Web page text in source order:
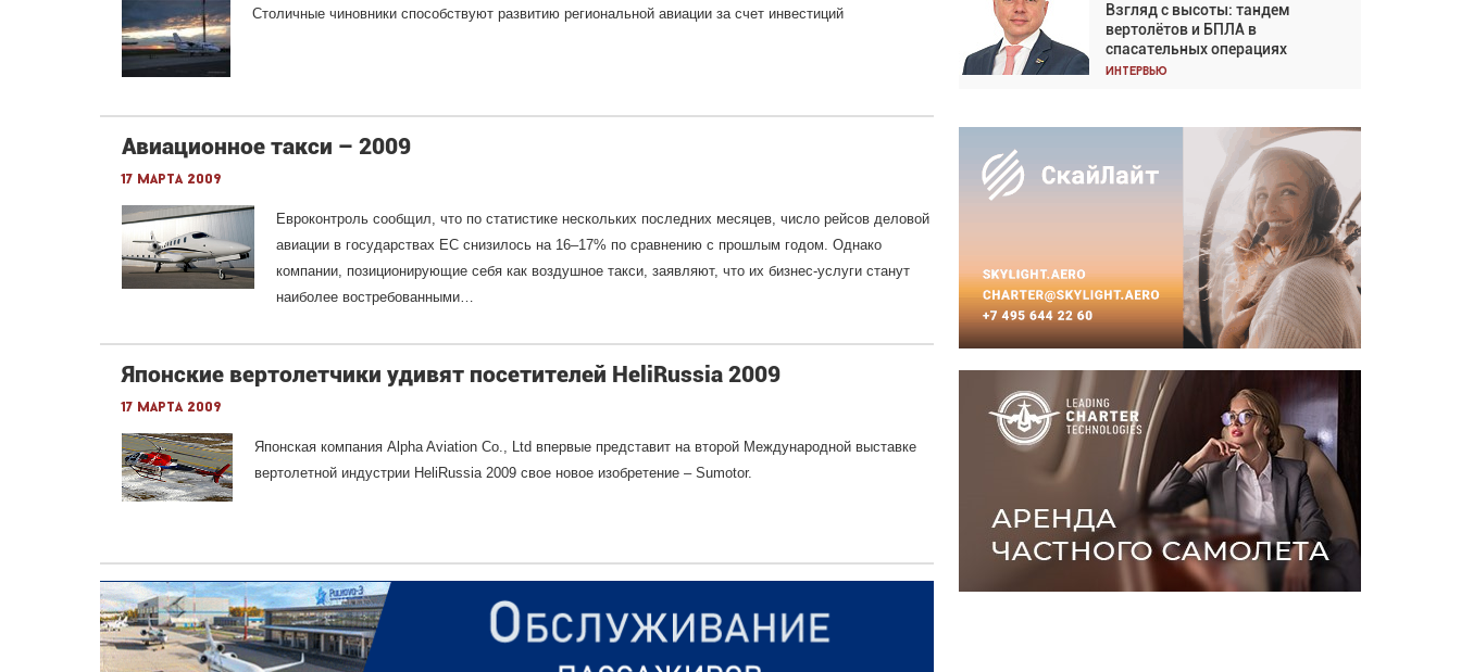
Столичные чиновники способствуют развитию региональной авиации за счет инвестиций
Авиационное такси – 2009
17 марта 2009
Евроконтроль сообщил, что по статистике нескольких последних месяцев, число рейсов деловой
авиации в государствах ЕС снизилось на 16–17% по сравнению с прошлым годом. Однако
компании, позиционирующие себя как воздушное такси, заявляют, что их бизнес-услуги станут
наиболее востребованными…
Японские вертолетчики удивят посетителей HeliRussia 2009
17 марта 2009
Японская компания Alpha Aviation Co., Ltd впервые представит на второй Международной выставке
вертолетной индустрии HeliRussia 2009 свое новое изобретение – Sumotor.
Взгляд с высоты: тандем
вертолётов и БПЛА в
спасательных операциях
Интервью
Частный самолёт – это актив.
Подходите к покупке
соответствующим образом
Интервью